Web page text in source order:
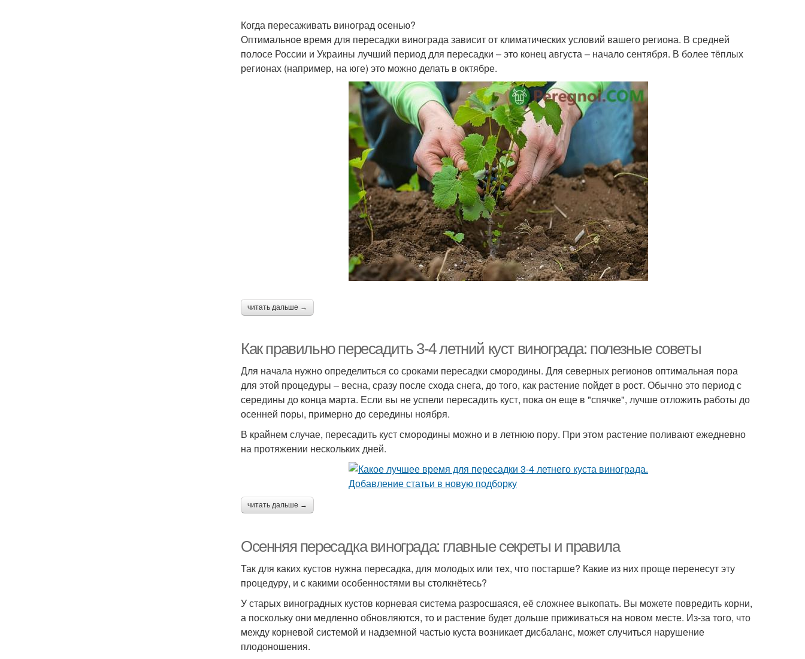
Когда пересаживать виноград осенью?
Оптимальное время для пересадки винограда зависит от климатических условий вашего региона. В средней
полосе России и Украины лучший период для пересадки – это конец августа – начало сентября. В более тёплых
регионах (например, на юге) это можно делать в октябре.
читать дальше →
Как правильно пересадить 3-4 летний куст винограда: полезные советы
Для начала нужно определиться со сроками пересадки смородины. Для северных регионов оптимальная пора
для этой процедуры – весна, сразу после схода снега, до того, как растение пойдет в рост. Обычно это период с
середины до конца марта. Если вы не успели пересадить куст, пока он еще в "спячке", лучше отложить работы до
осенней поры, примерно до середины ноября.
В крайнем случае, пересадить куст смородины можно и в летнюю пору. При этом растение поливают ежедневно
на протяжении нескольких дней.
читать дальше →
Осенняя пересадка винограда: главные секреты и правила
Так для каких кустов нужна пересадка, для молодых или тех, что постарше? Какие из них проще перенесут эту
процедуру, и с какими особенностями вы столкнётесь?
У старых виноградных кустов корневая система разросшаяся, её сложнее выкопать. Вы можете повредить корни,
а поскольку они медленно обновляются, то и растение будет дольше приживаться на новом месте. Из-за того, что
между корневой системой и надземной частью куста возникает дисбаланс, может случиться нарушение
плодоношения.